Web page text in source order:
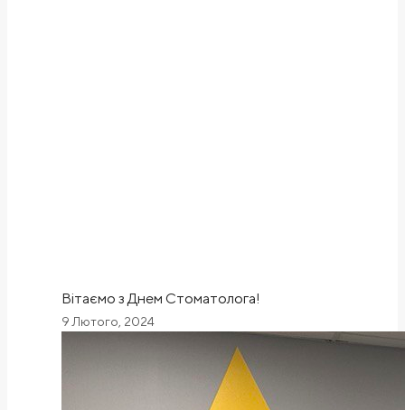
Вітаємо з Днем Стоматолога!
9 Лютого, 2024